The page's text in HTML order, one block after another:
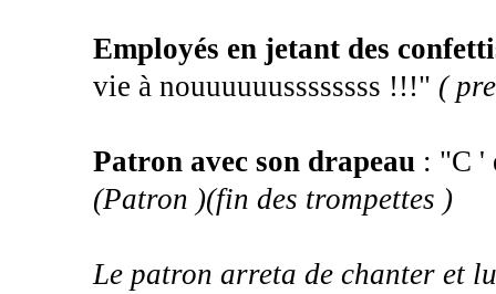
Employés en jetant des
vie à nouuuuuussssssss !!!" (
Patron avec son drapeau : "C '
(Patron )(fin des trompettes )
Le patron arreta de chanter et